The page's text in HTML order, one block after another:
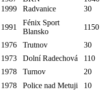
1999 Radvanice 30
1991
Fénix Sport
Blansko
1150
1976 Trutnov
30
1973 Dolní Radechová
110
1978 Turnov
20
1978 Police nad Metuji
10